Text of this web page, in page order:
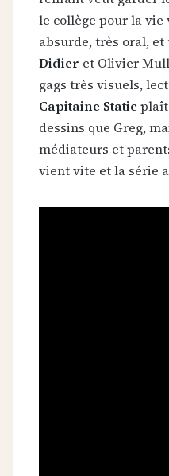
le collège pour la vie
absurde, très oral,
Didier et Olivier
gags très visuels,
Capitaine Static
dessins que Greg,
médiateurs et
vient vite et la série